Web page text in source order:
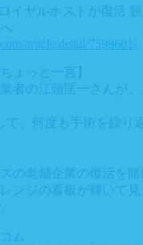
イヤルホストが復活
article/detail/7599601/
ょっと一言】
者の江頭匡一さんが、
て、何度も手術を繰り
の老舗企業の復活を賭
ンジの看板が輝いて
ム